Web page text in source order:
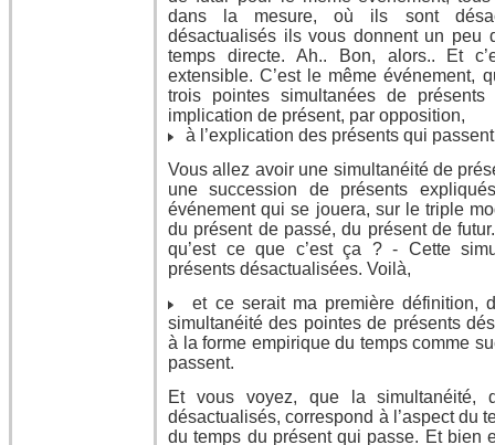
dans la mesure, où ils sont
désactualisés ils vous donnent un peu
temps directe. Ah.. Bon, alors.. Et
extensible. C’est le même événement,
trois pointes simultanées de
implication de présent, par opposition,
à l’explication des présents qui
Vous allez avoir une simultanéité de
une succession de présents
événement qui se jouera, sur le triple
du présent de passé, du présent de
qu’est ce que c’est ça ? - Cette
présents désactualisées. Voilà,
et ce serait ma première définition,
simultanéité des pointes de présents
à la forme empirique du temps comme
passent.
Et vous voyez, que la simultanéité,
désactualisés, correspond à l’aspect du
du temps du présent qui passe. Et bien